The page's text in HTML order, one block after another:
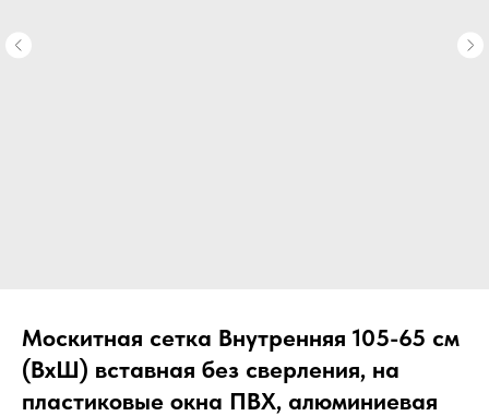
Москитная сетка Внутренняя 105-65 см
(ВхШ) вставная без сверления, на
пластиковые окна ПВХ, алюминиевая